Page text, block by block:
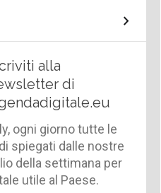
alla
di
ogni giorno tutte le
spiegati dalle nostre
della settimana per
utile al Paese.